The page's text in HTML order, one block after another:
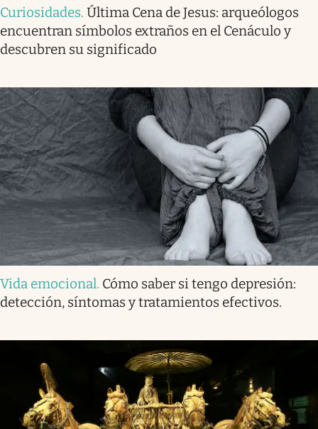
Curiosidades. Última Cena de Jesus: arqueólogos
encuentran símbolos extraños en el Cenáculo y
descubren su significado
Vida emocional. Cómo saber si tengo depresión:
detección, síntomas y tratamientos efectivos.